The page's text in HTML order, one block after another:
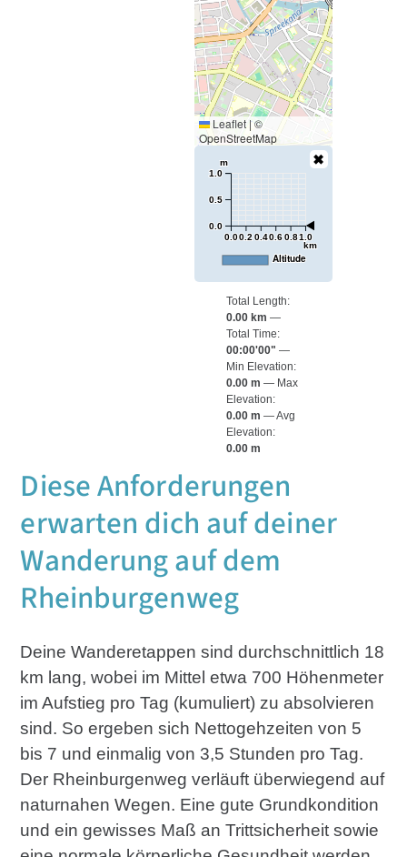
Leaflet |©
OpenStreetMap
0.00.20.40.60.81.0
km
0.0
0.5
1.0
m
Altitude
Total Length:
0.00 km
Total Time:
00:00'00"
Min Elevation:
0.00 m
Max
Elevation:
0.00 m
Avg
Elevation:
0.00 m
Diese Anforderungen
erwarten dich auf deiner
Wanderung auf dem
Rheinburgenweg
Deine Wanderetappen sind durchschnittlich 18
km lang, wobei im Mittel etwa 700 Höhenmeter
im Aufstieg pro Tag (kumuliert) zu absolvieren
sind. So ergeben sich Nettogehzeiten von 5
bis 7 und einmalig von 3,5 Stunden pro Tag.
Der Rheinburgenweg verläuft überwiegend auf
naturnahen Wegen. Eine gute Grundkondition
und ein gewisses Maß an Trittsicherheit sowie